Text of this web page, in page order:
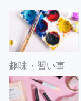
趣味・習い事